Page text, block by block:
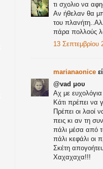
τι σχολιο να
Αν ήθελαν θα
του
πάρα πολλούς
13 Σεπτεμβρίου
marianaonice
@vad μου
Αχ με ευχολόγια
Κάτι πρέπει να
Πρέπει οι λαοί
πεις κι αν τη
πάλι μέσα από
πάλι κεφάλι οι
Σκέτη
Χαχαχαχα!!!